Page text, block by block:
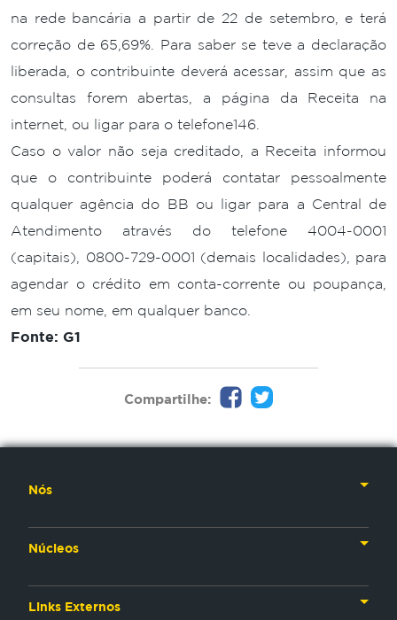
na rede bancária a partir de 22 de setembro, e terá
correção de 65,69%. Para saber se teve a declaração
liberada, o contribuinte deverá acessar, assim que as
consultas forem abertas, a página da Receita na
internet, ou ligar para o telefone146.
Caso o valor não seja creditado, a Receita informou
que o contribuinte poderá contatar pessoalmente
qualquer agência do BB ou ligar para a Central de
Atendimento através do telefone 4004-0001
(capitais), 0800-729-0001 (demais localidades), para
agendar o crédito em conta-corrente ou poupança,
em seu nome, em qualquer banco.
Fonte: G1
Compartilhe:
Nós
Núcleos
Links Externos